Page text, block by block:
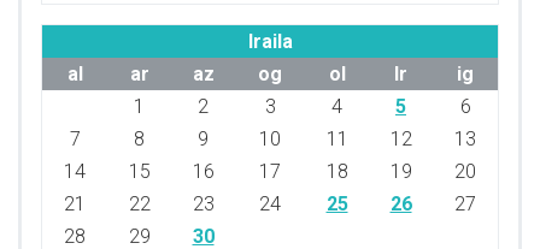
Iraila
al
ar az og ol lr
ig
1
2 3 4 5
6
7
8 9 10 11 12
13
14
15 16 17 18 19
20
21
22 23 24 25 26
27
28
29 30